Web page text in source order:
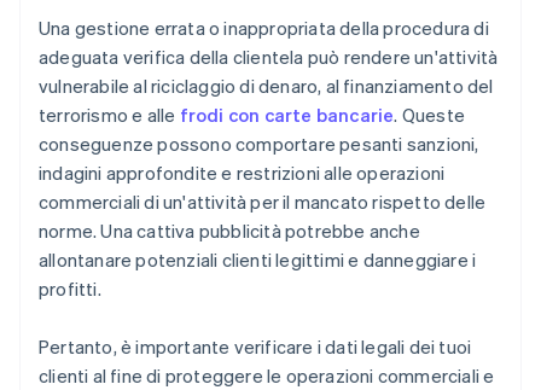
Una gestione errata o inappropriata della procedura di
adeguata verifica della clientela può rendere un'attività
vulnerabile al riciclaggio di denaro, al finanziamento del
terrorismo e alle frodi con carte bancarie. Queste
conseguenze possono comportare pesanti sanzioni,
indagini approfondite e restrizioni alle operazioni
commerciali di un'attività per il mancato rispetto delle
norme. Una cattiva pubblicità potrebbe anche
allontanare potenziali clienti legittimi e danneggiare i
profitti.
Pertanto, è importante verificare i dati legali dei tuoi
clienti al fine di proteggere le operazioni commerciali e